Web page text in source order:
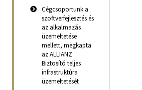
Cégcsoportunk a
szoftverfejlesztés és
az alkalmazás
üzemeltetése
mellett, megkapta
az ALLIANZ
Biztosító teljes
infrastruktúra
üzemeltetését